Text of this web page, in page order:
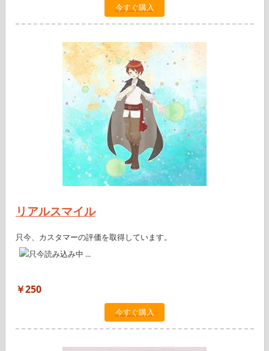
今すぐ購入
リアルスマイル
只今、カスタマーの評価を取得しています。
￥250
今すぐ購入